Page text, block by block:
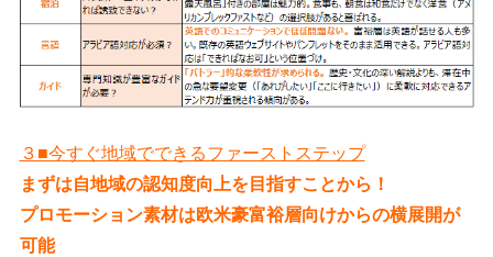
３■今すぐ地域でできるファーストステップ
まずは自地域の認知度向上を目指すことから！
プロモーション素材は欧米豪富裕層向けからの横展開が
可能